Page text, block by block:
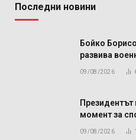
Последни новини
Бойко
развива
09/08/2026
Президентът
момент за
09/08/2026